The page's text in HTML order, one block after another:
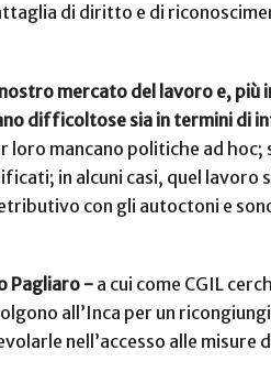
di diritto e di
mercato del lavoro e, più
difficoltose sia in termini di
loro mancano politiche ad hoc;
in alcuni casi, quel lavoro
con gli autoctoni e
Pagliaro - a cui come CGIL
all’Inca per un
nell’accesso alle misure